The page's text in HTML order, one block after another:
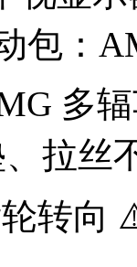
包：
多
拉丝
转向